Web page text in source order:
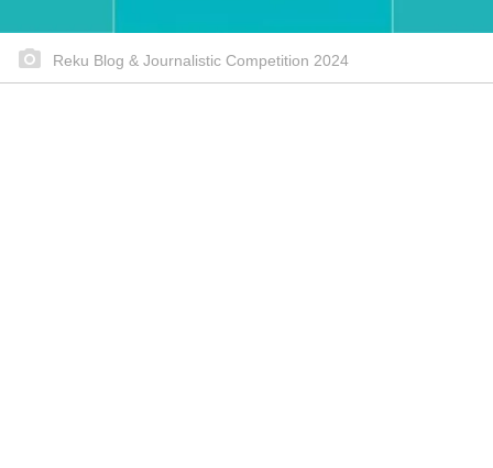
Reku Blog & Journalistic Competition 2024